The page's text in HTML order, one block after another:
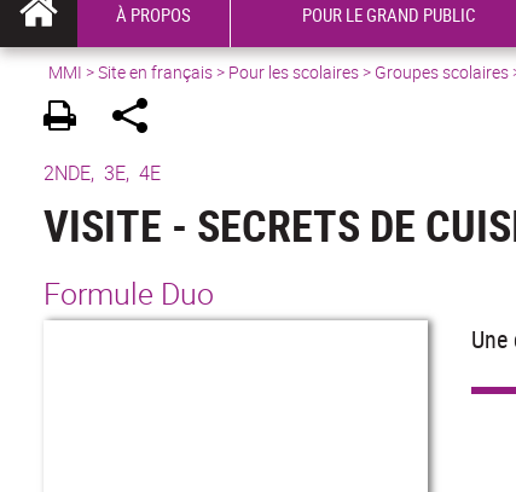
À PROPOS POUR LE GRAND PUBLIC
MMI >Site en français> Pour les scolaires > Groupes scolaires
2NDE, 3E, 4E
VISITE - SECRETS DE
Formule Duo